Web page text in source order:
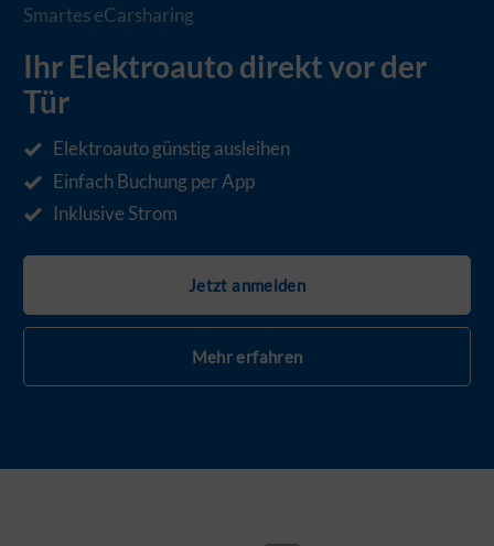
Smartes eCarsharing
Ihr Elektroauto direkt vor der
Tür
Elektroauto günstig ausleihen
Einfach Buchung per App
Inklusive Strom
Jetzt anmelden
Mehr erfahren